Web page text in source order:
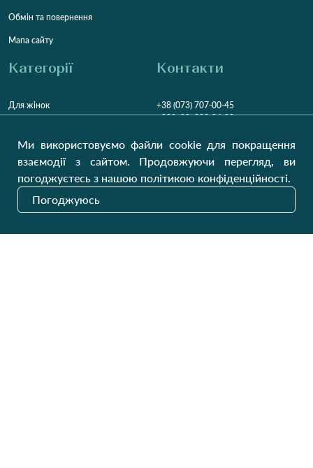
Обмін та повернення
Мапа сайту
Категорії
Для жінок
Для дітей
Домашній текстиль
Контакти
+38 (073) 707-00-45
+380 (99) 302-84-98
Замовити дзвінок
Пн-Пт9:00 - 16:00
НД Вихідний
Україна, Луцьк, 43000
Ми використовуємо файли cookie для покращення
взаємодії з сайтом. Продовжуючи перегляд, ви
погоджуєтесь з нашою політикою конфіденційності.
Погоджуюсь